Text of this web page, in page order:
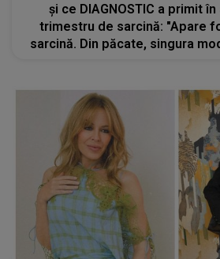
și ce DIAGNOSTIC a primit
trimestru de sarcină: "Apare
sarcină. Din păcate, singura